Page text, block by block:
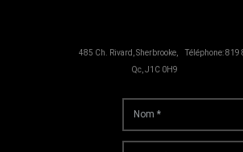
Téléphone: 819
485 Ch. Rivard, Sherbrooke,
Qc, J1C 0H9